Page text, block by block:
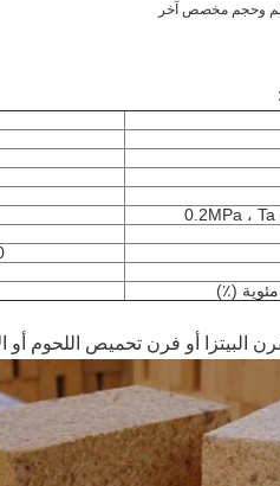
:
البيتزا أو فرن تحميص اللحوم أو